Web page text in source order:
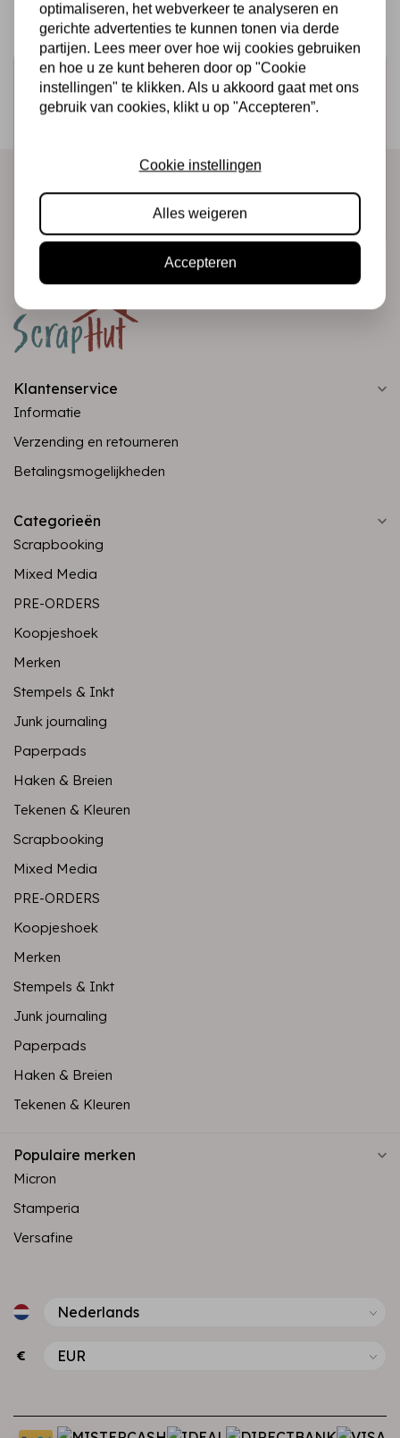
Schrijf je in voor de nieuwsbrief
Ontvang als eerste onze actie en nieuwe producten
Klantenservice
Informatie
Verzending en retourneren
Betalingsmogelijkheden
Categorieën
Scrapbooking
Mixed Media
PRE-ORDERS
Koopjeshoek
Merken
Stempels & Inkt
Junk journaling
Paperpads
Haken & Breien
Tekenen & Kleuren
Scrapbooking
Mixed Media
PRE-ORDERS
Koopjeshoek
Merken
Stempels & Inkt
Junk journaling
Paperpads
Haken & Breien
Tekenen & Kleuren
Populaire merken
Micron
Stamperia
Versafine
€
optimaliseren, het webverkeer te analyseren en
gerichte advertenties te kunnen tonen via derde
partijen. Lees meer over hoe wij cookies gebruiken
en hoe u ze kunt beheren door op "Cookie
instellingen" te klikken. Als u akkoord gaat met ons
gebruik van cookies, klikt u op "Accepteren”.
Cookie instellingen
Alles weigeren
Accepteren